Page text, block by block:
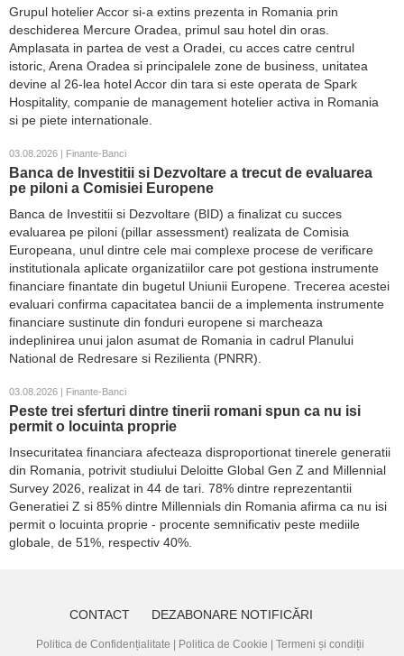
Grupul hotelier Accor si-a extins prezenta in Romania prin
deschiderea Mercure Oradea, primul sau hotel din oras.
Amplasata in partea de vest a Oradei, cu acces catre centrul
istoric, Arena Oradea si principalele zone de business, unitatea
devine al 26-lea hotel Accor din tara si este operata de Spark
Hospitality, companie de management hotelier activa in Romania
si pe piete internationale.
03.08.2026 | Finante-Banci
Banca de Investitii si Dezvoltare a trecut de evaluarea
pe piloni a Comisiei Europene
Banca de Investitii si Dezvoltare (BID) a finalizat cu succes
evaluarea pe piloni (pillar assessment) realizata de Comisia
Europeana, unul dintre cele mai complexe procese de verificare
institutionala aplicate organizatiilor care pot gestiona instrumente
financiare finantate din bugetul Uniunii Europene. Trecerea acestei
evaluari confirma capacitatea bancii de a implementa instrumente
financiare sustinute din fonduri europene si marcheaza
indeplinirea unui jalon asumat de Romania in cadrul Planului
National de Redresare si Rezilienta (PNRR).
03.08.2026 | Finante-Banci
Peste trei sferturi dintre tinerii romani spun ca nu isi
permit o locuinta proprie
Insecuritatea financiara afecteaza disproportionat tinerele generatii
din Romania, potrivit studiului Deloitte Global Gen Z and Millennial
Survey 2026, realizat in 44 de tari. 78% dintre reprezentantii
Generatiei Z si 85% dintre Millennials din Romania afirma ca nu isi
permit o locuinta proprie - procente semnificativ peste mediile
globale, de 51%, respectiv 40%.
CONTACT DEZABONARE NOTIFICĂRI
Politica de Confidențialitate Politica de Cookie Termeni și condiții